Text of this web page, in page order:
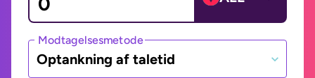
Modtagelsesmetode
Optankning af taletid